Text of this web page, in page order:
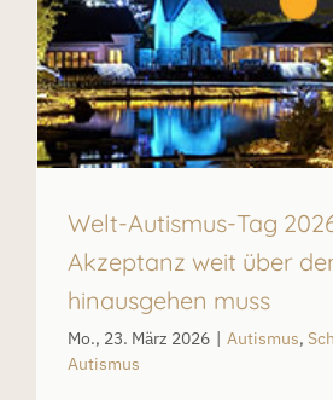
Welt-Autismus-Tag
Akzeptanz weit über
hinausgehen muss
Mo., 23. März 2026 Autismus,
Autismus